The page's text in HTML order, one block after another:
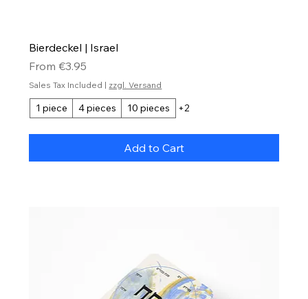
Bierdeckel | Israel
From€3.95
Sale Price
Sales Tax Included | zzgl. Versand
1 piece 4 pieces 10 pieces +2
Add to Cart